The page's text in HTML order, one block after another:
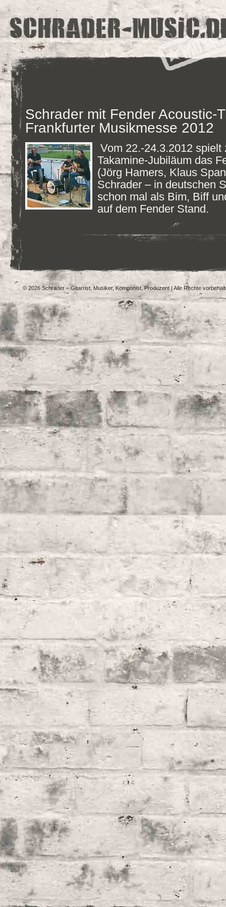
Schrader mit Fender Acoustic-
Frankfurter Musikmesse 2012
Vom 22.-24.3.2012 spielt
Takamine-Jubiläum das
(Jörg Hamers, Klaus
Schrader – in deutschen
schon mal als Bim, Biff
auf dem Fender Stand.
© 2026 Schrader – Gitarrist, Musiker, Komponist, Produzent | Alle Rechte